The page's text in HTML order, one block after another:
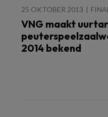
25 OKTOBER 2013
VNG maakt
2014 bekend